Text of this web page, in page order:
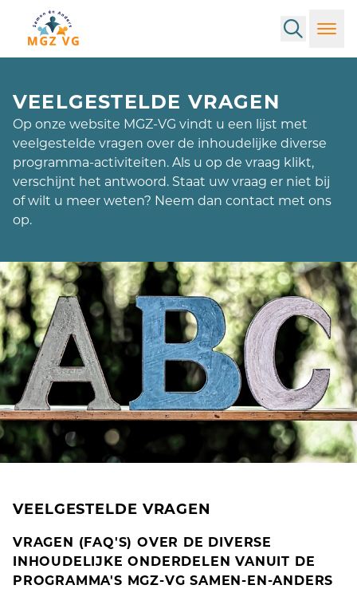
Search
VEELGESTELDE VRAGEN
Op onze website MGZ-VG vindt u een lijst met
veelgestelde vragen over de inhoudelijke diverse
programma-activiteiten. Als u op de vraag klikt,
verschijnt het antwoord. Staat uw vraag er niet bij
of wilt u meer weten? Neem dan contact met ons
op.
VEELGESTELDE VRAGEN
VRAGEN (FAQ'S) OVER DE DIVERSE
INHOUDELIJKE ONDERDELEN VANUIT DE
PROGRAMMA'S MGZ-VG SAMEN-EN-ANDERS